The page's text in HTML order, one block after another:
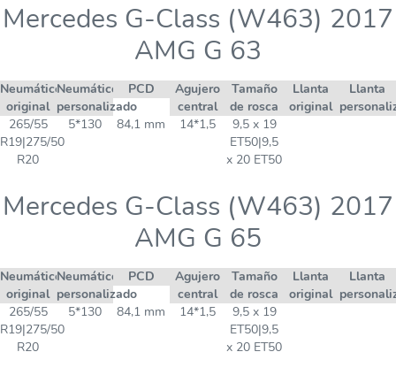
Mercedes G-Class (W463) 2017
AMG G 63
Neumático
original
Neumático
personalizado
PCD
Agujero
central
Tamaño
de rosca
Llanta
original
Llanta
265/55
R19|275/50
R20
5*130 84,1 mm 14*1,5
9,5 x 19
ET50|9,5
x 20 ET50
Mercedes G-Class (W463) 2017
AMG G 65
Neumático
original
Neumático
personalizado
PCD
Agujero
central
Tamaño
de rosca
Llanta
original
Llanta
265/55
R19|275/50
R20
5*130 84,1 mm 14*1,5
9,5 x 19
ET50|9,5
x 20 ET50